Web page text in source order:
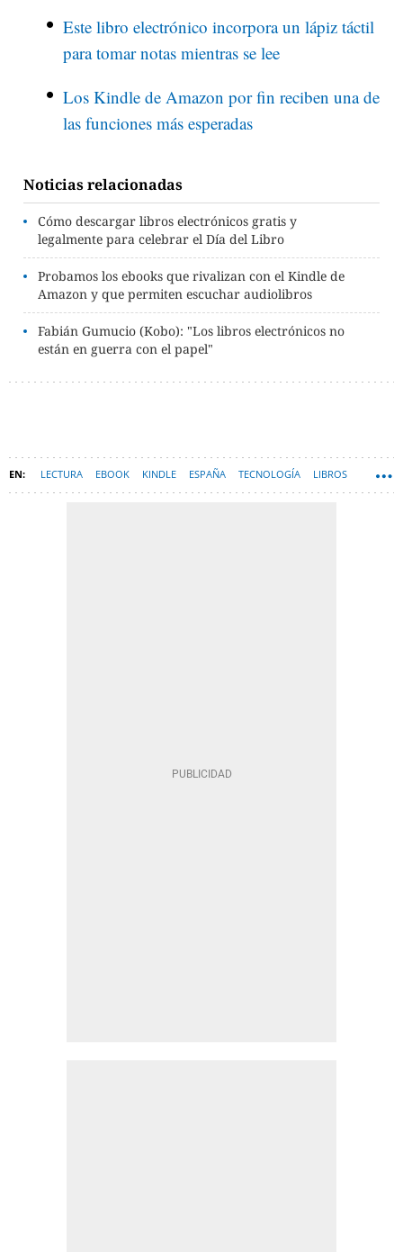
Este libro electrónico incorpora un lápiz táctil
para tomar notas mientras se lee
Los Kindle de Amazon por fin reciben una de
las funciones más esperadas
Noticias relacionadas
Cómo descargar libros electrónicos gratis y
legalmente para celebrar el Día del Libro
Probamos los ebooks que rivalizan con el Kindle de
Amazon y que permiten escuchar audiolibros
Fabián Gumucio (Kobo): "Los libros electrónicos no
están en guerra con el papel"
LECTURA EBOOK KINDLE ESPAÑA TECNOLOGÍA LIBROS